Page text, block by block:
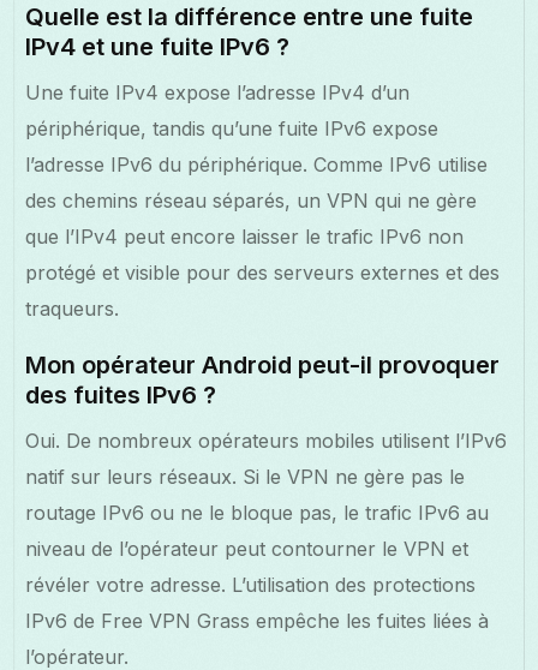
Quelle est la différence entre une fuite
IPv4 et une fuite IPv6 ?
Une fuite IPv4 expose l’adresse IPv4 d’un
périphérique, tandis qu’une fuite IPv6 expose
l’adresse IPv6 du périphérique. Comme IPv6 utilise
des chemins réseau séparés, un VPN qui ne gère
que l’IPv4 peut encore laisser le trafic IPv6 non
protégé et visible pour des serveurs externes et des
traqueurs.
Mon opérateur Android peut-il provoquer
des fuites IPv6 ?
Oui. De nombreux opérateurs mobiles utilisent l’IPv6
natif sur leurs réseaux. Si le VPN ne gère pas le
routage IPv6 ou ne le bloque pas, le trafic IPv6 au
niveau de l’opérateur peut contourner le VPN et
révéler votre adresse. L’utilisation des protections
IPv6 de Free VPN Grass empêche les fuites liées à
l’opérateur.